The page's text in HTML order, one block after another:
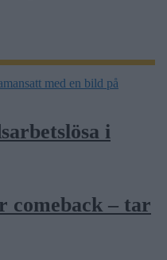
i
comeback – tar